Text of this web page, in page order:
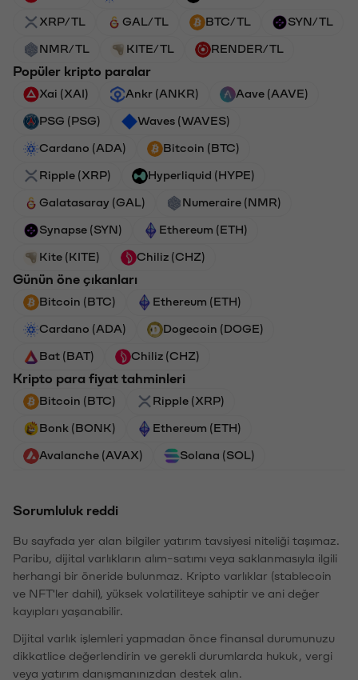
XRP/TL GAL/TL BTC/TL SYN/TL
NMR/TL KITE/TL RENDER/TL
Popüler kripto paralar
Xai (XAI) Ankr (ANKR) Aave (AAVE)
PSG (PSG) Waves (WAVES)
Cardano (ADA) Bitcoin (BTC)
Ripple (XRP) Hyperliquid (HYPE)
Galatasaray (GAL) Numeraire (NMR)
Synapse (SYN) Ethereum (ETH)
Kite (KITE) Chiliz (CHZ)
Günün öne çıkanları
Bitcoin (BTC) Ethereum (ETH)
Cardano (ADA) Dogecoin (DOGE)
Bat (BAT) Chiliz (CHZ)
Kripto para fiyat tahminleri
Bitcoin (BTC) Ripple (XRP)
Bonk (BONK) Ethereum (ETH)
Avalanche (AVAX) Solana (SOL)
Sorumluluk reddi
Bu sayfada yer alan bilgiler yatırım tavsiyesi niteliği taşımaz.
Paribu, dijital varlıkların alım-satımı veya saklanmasıyla ilgili
herhangi bir öneride bulunmaz. Kripto varlıklar (stablecoin
ve NFT'ler dahil), yüksek volatiliteye sahiptir ve ani değer
kayıpları yaşanabilir.
Dijital varlık işlemleri yapmadan önce finansal durumunuzu
dikkatlice değerlendirin ve gerekli durumlarda hukuk, vergi
veya yatırım danışmanınızdan destek alın.